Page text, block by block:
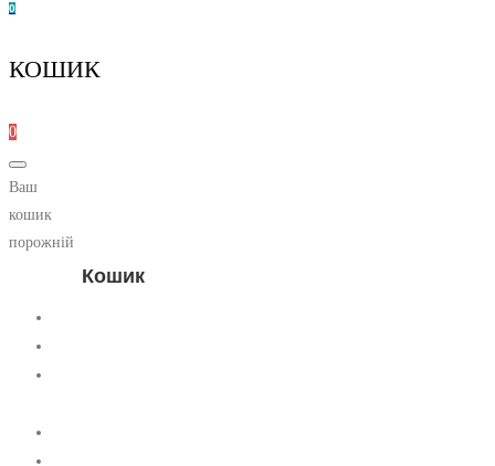
0
КОШИК
0
Ваш
кошик
порожній
Кошик